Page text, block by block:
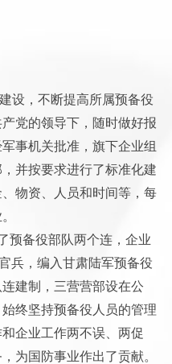
设，不断提高所属预备役
党的领导下，随时做好报
事机关批准，旗下企业组
并按要求进行了标准化建
物资、人员和时间等，每
预备役部队两个连，企业
兵，编入甘肃陆军预备役
建制，三营营部设在公
终坚持预备役人员的管理
企业工作两不误、两促
为国防事业作出了贡献。